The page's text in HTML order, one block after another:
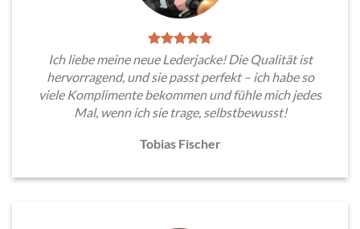
Ich liebe meine neue Lederjacke! Die Qualität ist
hervorragend, und sie passt perfekt – ich habe so
viele Komplimente bekommen und fühle mich jedes
Mal, wenn ich sie trage, selbstbewusst!
Tobias Fischer